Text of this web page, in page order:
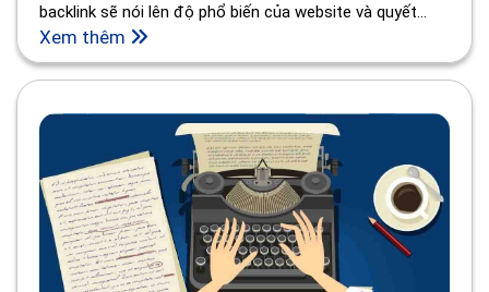
backlink sẽ nói lên độ phổ biến của website và quyết
định trực tiếp đến sự thành công của SEO Offpage. Sau
đây, xseo.vn sẽ giới thiệu một số những cách đặt
backlink đơn giản nhưng đạt hiệu quả cao
Xem thêm